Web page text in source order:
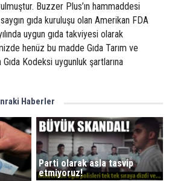
Buzzer Plus’ın hammaddesi
gıda kuruluşu olan Amerikan FDA
uygun gıda takviyesi olarak
henüz bu madde Gıda Tarım ve
Gıda Kodeksi uygunluk şartlarına
Haberler
Parti olarak asla tasvip
etmiyoruz!